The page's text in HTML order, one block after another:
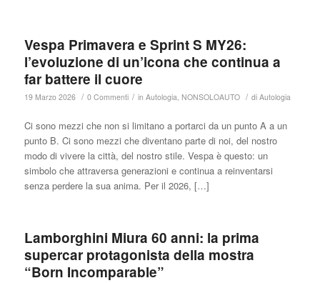
Vespa Primavera e Sprint S MY26:
l’evoluzione di un’icona che continua a
far battere il cuore
19 Marzo 2026 / 0 Commenti / in Autologia, NONSOLOAUTO / di Autologia
Ci sono mezzi che non si limitano a portarci da un punto A a un
punto B. Ci sono mezzi che diventano parte di noi, del nostro
modo di vivere la città, del nostro stile. Vespa è questo: un
simbolo che attraversa generazioni e continua a reinventarsi
senza perdere la sua anima. Per il 2026, […]
Lamborghini Miura 60 anni: la prima
supercar protagonista della mostra
“Born Incomparable”